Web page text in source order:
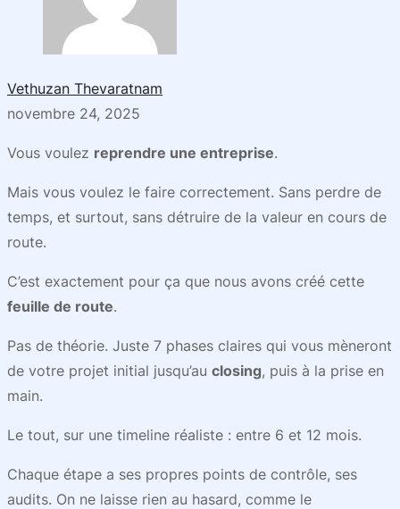
Vethuzan Thevaratnam
novembre 24, 2025
Vous voulez reprendre une entreprise.
Mais vous voulez le faire correctement. Sans perdre de
temps, et surtout, sans détruire de la valeur en cours de
route.
C’est exactement pour ça que nous avons créé cette
feuille de route.
Pas de théorie. Juste 7 phases claires qui vous mèneront
de votre projet initial jusqu’au closing, puis à la prise en
main.
Le tout, sur une timeline réaliste : entre 6 et 12 mois.
Chaque étape a ses propres points de contrôle, ses
audits. On ne laisse rien au hasard, comme le